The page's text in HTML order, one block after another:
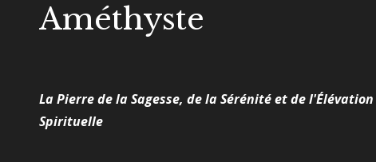
Améthyste
La Pierre de la Sagesse, de la Sérénité et de l'Élévation
Spirituelle